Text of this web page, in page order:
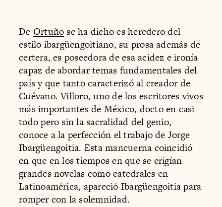
De Ortuño se ha dicho es heredero del
estilo ibargüengoitiano, su prosa además de
certera, es poseedora de esa acidez e ironía
capaz de abordar temas fundamentales del
país y que tanto caracterizó al creador de
Cuévano. Villoro, uno de los escritores vivos
más importantes de México, docto en casi
todo pero sin la sacralidad del genio,
conoce a la perfección el trabajo de Jorge
Ibargüengoitia. Esta mancuerna coincidió
en que en los tiempos en que se erigían
grandes novelas como catedrales en
Latinoamérica, apareció Ibargüengoitia para
romper con la solemnidad.